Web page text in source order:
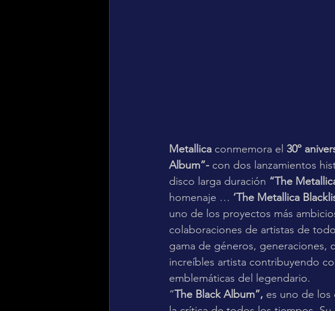
Metallica conmemora el 30º
Album”- con dos lanzamientos
disco larga duración “The
homenaje … ‘The Metallica
uno de los proyectos más
colaboraciones de artistas de
gama de géneros, generaciones,
increíbles artista contribuyendo
emblemáticas del legendario.
“The Black Album”, es uno de los